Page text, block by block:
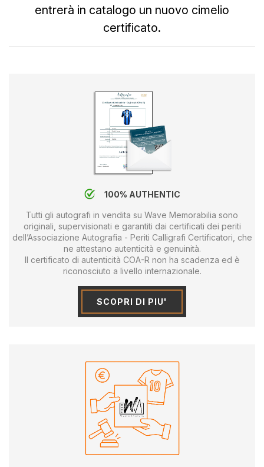
entrerà in catalogo un nuovo cimelio
certificato.
100% AUTHENTIC
Tutti gli autografi in vendita su Wave Memorabilia sono
originali, supervisionati e garantiti dai certificati dei periti
dell’Associazione Autografia - Periti Calligrafi Certificatori, che
ne attestano autenticità e genuinità.
Il certificato di autenticità COA-R non ha scadenza ed è
riconosciuto a livello internazionale.
SCOPRI DI PIU'